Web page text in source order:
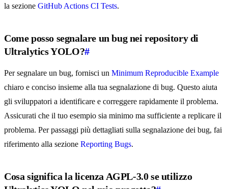
la sezione GitHub Actions CI Tests.
Come posso segnalare un bug nei repository di
Ultralytics YOLO?#
Per segnalare un bug, fornisci un Minimum Reproducible Example
chiaro e conciso insieme alla tua segnalazione di bug. Questo aiuta
gli sviluppatori a identificare e correggere rapidamente il problema.
Assicurati che il tuo esempio sia minimo ma sufficiente a replicare il
problema. Per passaggi più dettagliati sulla segnalazione dei bug, fai
riferimento alla sezione Reporting Bugs.
Cosa significa la licenza AGPL-3.0 se utilizzo